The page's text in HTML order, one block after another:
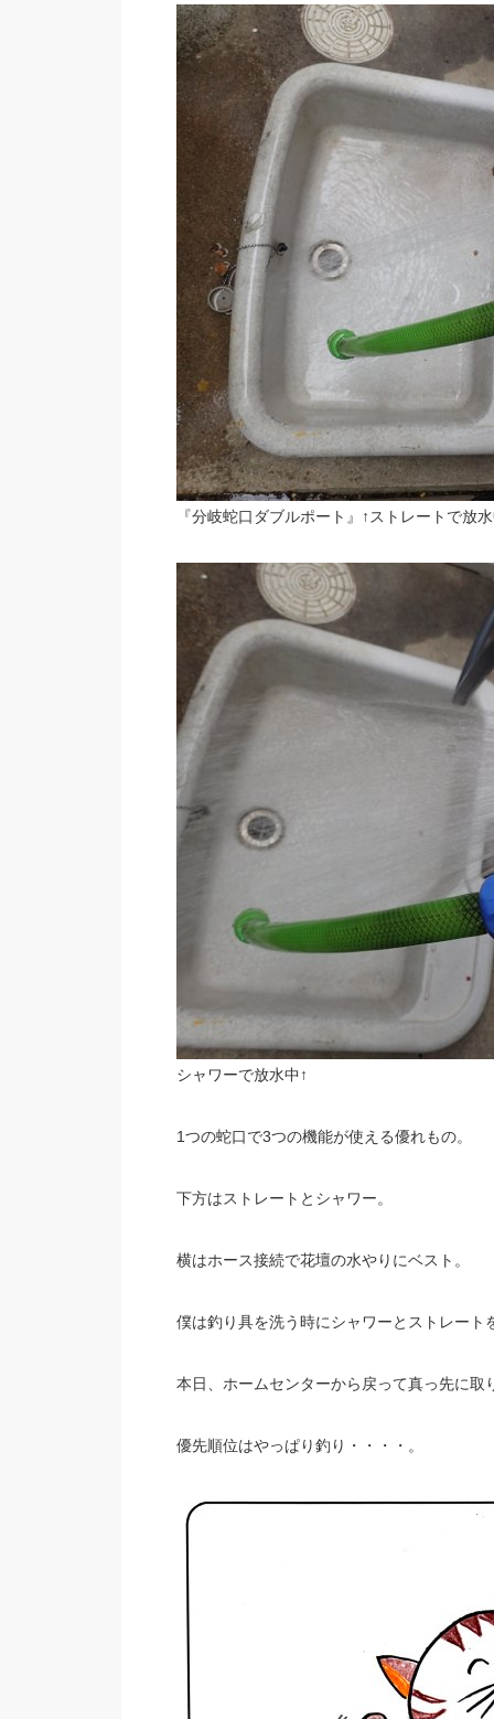
『分岐蛇口ダブルポート』↑ストレートで放
シャワーで放水中↑
1つの蛇口で3つの機能が使える優れもの。
下方はストレートとシャワー。
横はホース接続で花壇の水やりにベスト。
僕は釣り具を洗う時にシャワーとストレー
本日、ホームセンターから戻って真っ先に取
優先順位はやっぱり釣り・・・・。